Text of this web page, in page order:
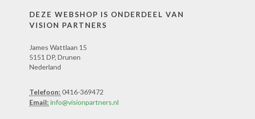
DEZE WEBSHOP IS ONDERDEEL VAN
VISION PARTNERS
James Wattlaan 15
5151 DP, Drunen
Nederland
Telefoon: 0416-369472
Email: info@visionpartners.nl